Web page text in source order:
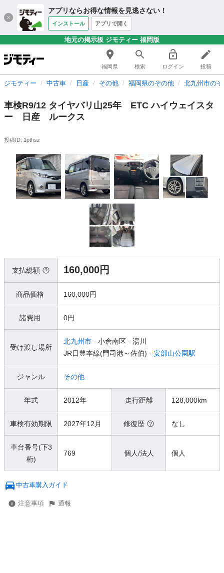
アプリならお得な情報を見逃さない！
インストール アプリで開く
地元の掲示板 ジモティー 福岡版
福岡県 検索 ログイン 投稿
ジモティー 中古車 日産 その他 福岡県のその他 北九州市の
車検R9/12 タイヤバリ山25年 ETC ハイウェイスタ
ー 日産 ルークス
投稿ID: 1pthsz
支払総額 160,000円
商品価格 160,000円
諸費用 0円
受け渡し場所
北九州市 - 小倉南区 - 湯川
JR日豊本線(門司港～佐伯) - 安部山公園駅
ジャンル その他
年式 2012年 走行距離 128,000km
車検有効期限 2027年12月 修復歴 なし
車台番号(下3
桁)
769 個人/法人 個人
中古車購入ガイド
注意事項 通報